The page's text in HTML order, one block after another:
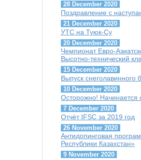
28 December 2020
Поздравление с
21 December 2020
УТС на Туюк-Су
20 December 2020
Чемпионат Евро-
Высотно-технический
15 December 2020
Выпуск снеголавинного
10 December 2020
Осторожно! Начинается
7 December 2020
Отчёт IFSC за 2019 год
26 November 2020
Антидопинговая
Республики Казахстан»
9 November 2020